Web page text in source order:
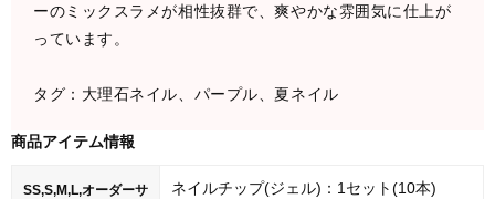
ーのミックスラメが相性抜群で、爽やかな雰囲気に仕上が
っています。
タグ：大理石ネイル、パープル、夏ネイル
商品アイテム情報
SS,S,M,L,オーダーサ
ネイルチップ(ジェル)：1セット(10本)